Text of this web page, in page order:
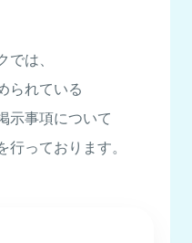
は、
られている
示事項について
っております。